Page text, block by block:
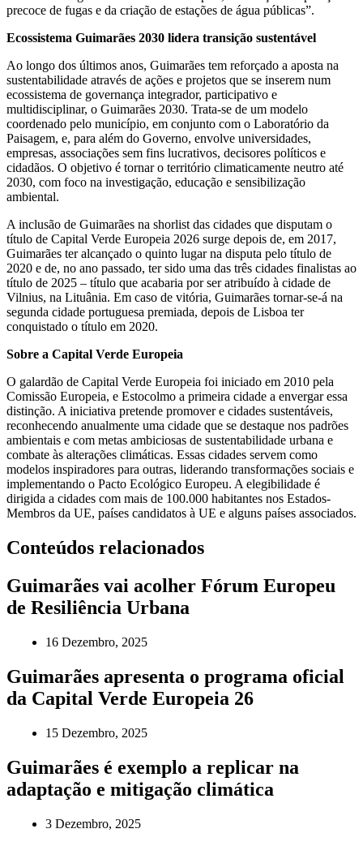
precoce de fugas e da criação de estações de água públicas”.
Ecossistema Guimarães 2030 lidera transição sustentável
Ao longo dos últimos anos, Guimarães tem reforçado a aposta na
sustentabilidade através de ações e projetos que se inserem num
ecossistema de governança integrador, participativo e
multidisciplinar, o Guimarães 2030. Trata-se de um modelo
coordenado pelo município, em conjunto com o Laboratório da
Paisagem, e, para além do Governo, envolve universidades,
empresas, associações sem fins lucrativos, decisores políticos e
cidadãos. O objetivo é tornar o território climaticamente neutro até
2030, com foco na investigação, educação e sensibilização
ambiental.
A inclusão de Guimarães na shorlist das cidades que disputam o
título de Capital Verde Europeia 2026 surge depois de, em 2017,
Guimarães ter alcançado o quinto lugar na disputa pelo título de
2020 e de, no ano passado, ter sido uma das três cidades finalistas ao
título de 2025 – título que acabaria por ser atribuído à cidade de
Vilnius, na Lituânia. Em caso de vitória, Guimarães tornar-se-á na
segunda cidade portuguesa premiada, depois de Lisboa ter
conquistado o título em 2020.
Sobre a Capital Verde Europeia
O galardão de Capital Verde Europeia foi iniciado em 2010 pela
Comissão Europeia, e Estocolmo a primeira cidade a envergar essa
distinção. A iniciativa pretende promover e cidades sustentáveis,
reconhecendo anualmente uma cidade que se destaque nos padrões
ambientais e com metas ambiciosas de sustentabilidade urbana e
combate às alterações climáticas. Essas cidades servem como
modelos inspiradores para outras, liderando transformações sociais e
implementando o Pacto Ecológico Europeu. A elegibilidade é
dirigida a cidades com mais de 100.000 habitantes nos Estados-
Membros da UE, países candidatos à UE e alguns países associados.
Conteúdos relacionados
Guimarães vai acolher Fórum Europeu
de Resiliência Urbana
16 Dezembro, 2025
Guimarães apresenta o programa oficial
da Capital Verde Europeia 26
15 Dezembro, 2025
Guimarães é exemplo a replicar na
adaptação e mitigação climática
3 Dezembro, 2025